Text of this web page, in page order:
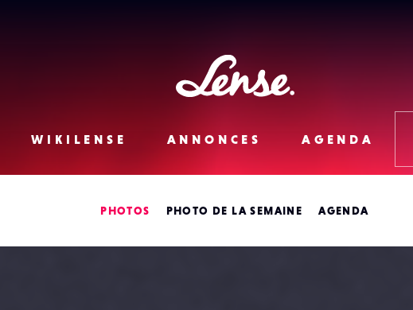
Lense
WIKILENSE ANNONCES AGENDA
PHOTOS PHOTO DE LA SEMAINE AGENDA